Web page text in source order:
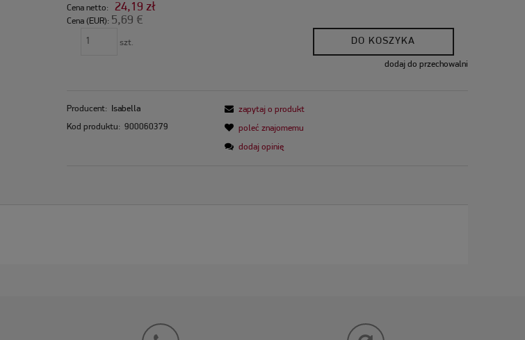
Cena netto: 24,19 zł
Cena (EUR): 5,69 €
szt. DO KOSZYKA
dodaj do przechowalni
Producent:
Isabella
Kod produktu: 900060379
zapytaj o produkt
poleć znajomemu
dodaj opinię